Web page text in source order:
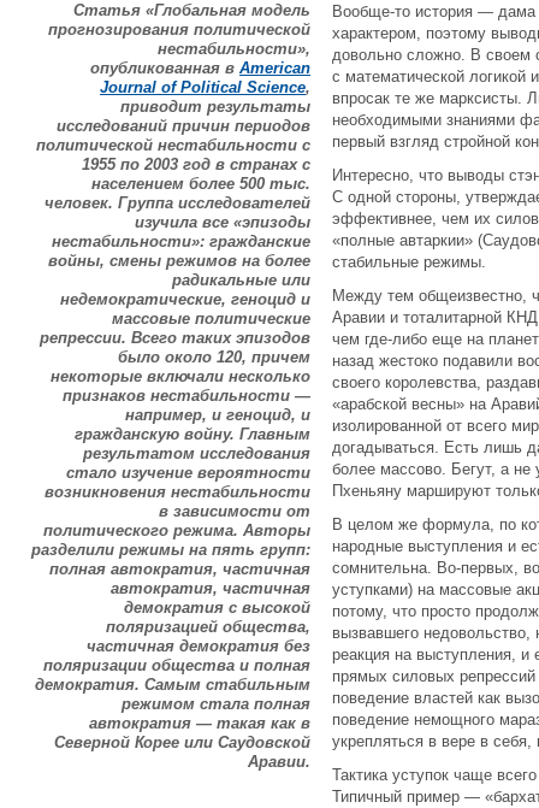
Статья «Глобальная модель
прогнозирования политической
нестабильности»,
опубликованная в American
Journal of Political Science,
приводит результаты
исследований причин периодов
политической нестабильности с
1955 по 2003 год в странах с
населением более 500 тыс.
человек. Группа исследователей
изучила все «эпизоды
нестабильности»: гражданские
войны, смены режимов на более
радикальные или
недемократические, геноцид и
массовые политические
репрессии. Всего таких эпизодов
было около 120, причем
некоторые включали несколько
признаков нестабильности —
например, и геноцид, и
гражданскую войну. Главным
результатом исследования
стало изучение вероятности
возникновения нестабильности
в зависимости от
политического режима. Авторы
разделили режимы на пять групп:
полная автократия, частичная
автократия, частичная
демократия с высокой
поляризацией общества,
частичная демократия без
поляризации общества и полная
демократия. Самым стабильным
режимом стала полная
автократия — такая как в
Северной Корее или Саудовской
Аравии.
Вообще-то история — дама
характером, поэтому
довольно сложно. В своем
с математической логикой
впросак те же марксисты.
необходимыми знаниями
первый взгляд стройной
Интересно, что выводы
С одной стороны,
эффективнее, чем их
«полные автаркии»
стабильные режимы.
Между тем общеизвестно,
Аравии и тоталитарной
чем где-либо еще на
назад жестоко подавили
своего королевства,
«арабской весны» на
изолированной от всего
догадываться. Есть лишь
более массово. Бегут, а
Пхеньяну маршируют
В целом же формула, по
народные выступления и
сомнительна. Во-первых,
уступками) на массовые
потому, что просто
вызвавшего недовольство,
реакция на выступления, и
прямых силовых
поведение властей как
поведение немощного
укрепляться в вере в
Тактика уступок чаще
Типичный пример —